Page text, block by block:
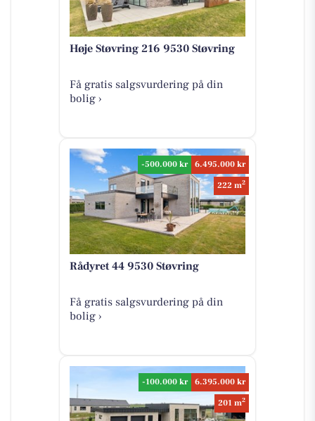
Høje Støvring 216 9530 Støvring
Få gratis salgsvurdering på din
bolig ›
-500.000 kr
6.495.000 kr
222 m2
Rådyret 44 9530 Støvring
Få gratis salgsvurdering på din
bolig ›
-100.000 kr
6.395.000 kr
201 m2